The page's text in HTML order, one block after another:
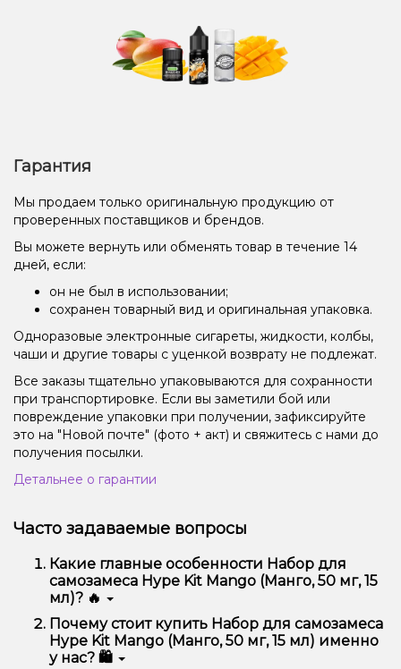
Гарантия
Мы продаем только оригинальную продукцию от
проверенных поставщиков и брендов.
Вы можете вернуть или обменять товар в течение 14
дней, если:
он не был в использовании;
сохранен товарный вид и оригинальная упаковка.
Одноразовые электронные сигареты, жидкости, колбы,
чаши и другие товары с уценкой возврату не подлежат.
Все заказы тщательно упаковываются для сохранности
при транспортировке. Если вы заметили бой или
повреждение упаковки при получении, зафиксируйте
это на "Новой почте" (фото + акт) и свяжитесь с нами до
получения посылки.
Детальнее о гарантии
Часто задаваемые вопросы
Какие главные особенности Набор для
самозамеса Hype Kit Mango (Манго, 50 мг, 15
мл)? 🔥
Набор для самозамеса Hype Kit Mango (Манго, 50
мг, 15 мл) отличается высоким качеством, удобством
использования и надежностью.
Почему стоит купить Набор для самозамеса
Hype Kit Mango (Манго, 50 мг, 15 мл) именно
у нас? 🛍️